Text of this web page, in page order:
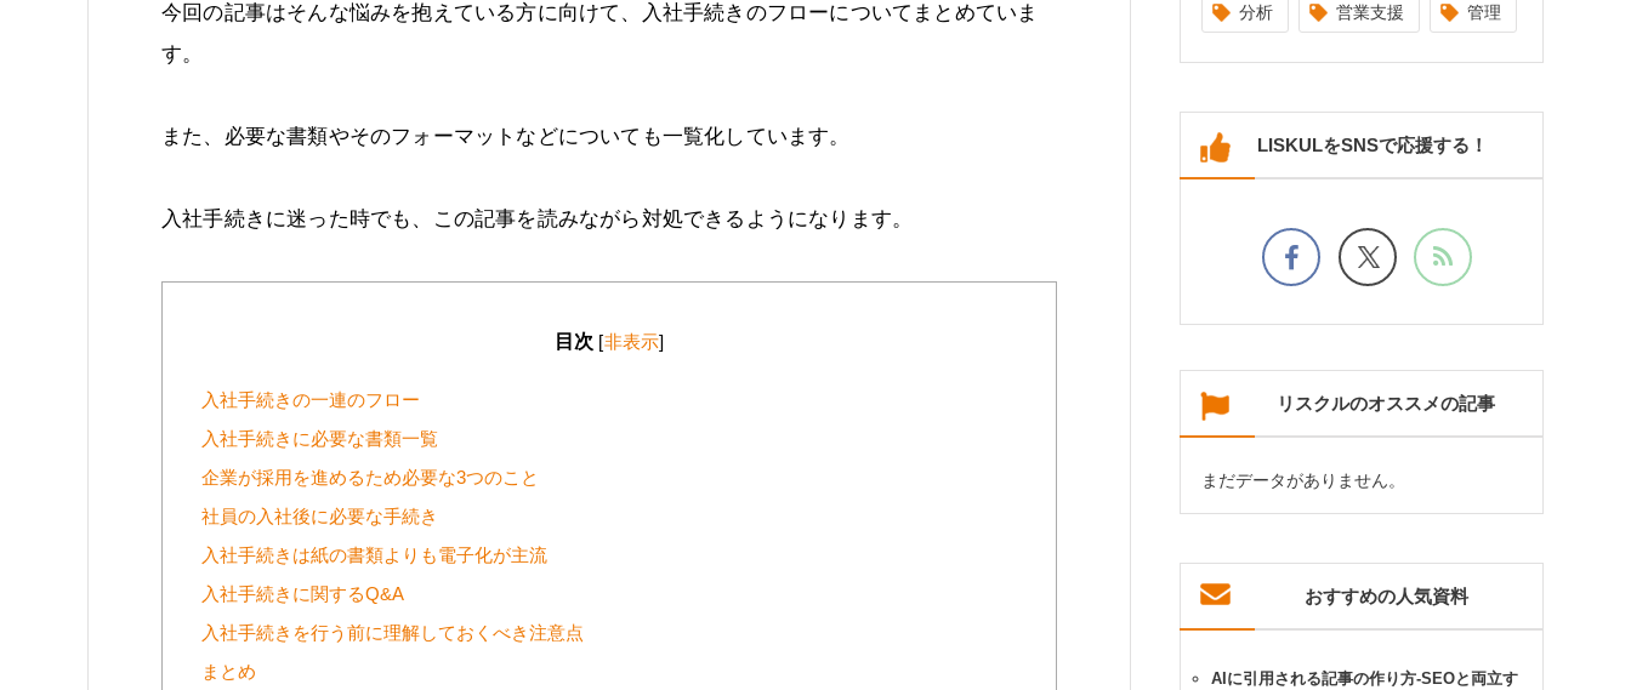
今回の記事はそんな悩みを抱えている方に向けて、入社手続きのフローについてまとめていま
す。
また、必要な書類やそのフォーマットなどについても一覧化しています。
入社手続きに迷った時でも、この記事を読みながら対処できるようになります。
目次 [非表示]
入社手続きの一連のフロー
入社手続きに必要な書類一覧
企業が採用を進めるため必要な3つのこと
社員の入社後に必要な手続き
入社手続きは紙の書類よりも電子化が主流
入社手続きに関するQ&A
入社手続きを行う前に理解しておくべき注意点
まとめ
分析 営業支援 管理
LISKULをSNSで応援する！
リスクルのオススメの記事
まだデータがありません。
おすすめの人気資料
AIに引用される記事の作り方-SEOと両立す